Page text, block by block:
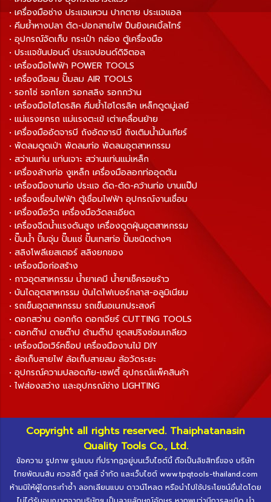
• เครื่องมือช่าง ประแจแหวน ปากตาย ประแจแอล
• คีมย้ำหางปลา ตัด-ปอกสายไฟ ปืนยิงเคเบิ้ลไทร์
• อุปกรณ์จัดเก็บ กระเป๋า กล่อง ตู้เครื่องมือ
• ประแจขันปอนด์ ประแจปอนด์ดิจิตอล
• เครื่องมือไฟฟ้า POWER TOOLS
• เครื่องมือลม ปั๊มลม AIR TOOLS
• รอกโซ่ รอกโยก รอกสลิง รอกกว้าน
• เครื่องมือไฮโดรลิค คีมย้ำไฮโดรลิค เหล็กดูดมู่เลย์
• แม่แรงยกรถ แม่แรงตะเข้ เต่าเคลื่อนย้าย
• เครื่องมืออัดจารบี ถังอัดจารบี ถังเติมน้ำมันเกียร์
• พัดลมดูดเป่า พัดลมท่อ พัดลมอุตสาหกรรม
• สว่านแท่น แท่นเจาะ สว่านแท่นแม่เหล็ก
• เครื่องล้างท่อ งูเหล็ก เครื่องมือลอกท่ออุดตัน
• เครื่องมืองานท่อ ประแจ ดัด-ตัด-คว้านท่อ บานแป๊ป
• เครื่องเชื่อมไฟฟ้า ตู้เชื่อมไฟฟ้า อุปกรณ์งานเชื่อม
• เครื่องมือวัด เครื่องมือวัดละเอียด
• เครื่องฉีดน้ำแรงดันสูง เครื่องดูดฝุ่นอุตสาหกรรม
• ปั๊มน้ำ ปั๊มจุ่ม ปั๊มแช่ ปั๊มเทสท่อ ปั๊มชนิดต่างๆ
• สลิงโพลีเยสเตอร์ สลิงยกของ
• เครื่องมือก่อสร้าง
• กาวอุตสาหกรรม น้ำยาเคมี น้ำยาเช็ครอยร้าว
• บันไดอุตสาหกรรม บันไดไฟเบอร์กลาส-อลูมิเนียม
• รถเข็นอุตสาหกรรม รถเข็นอเนกประสงค์
• ดอกสว่าน ดอกกัด ดอกเจียร์ CUTTING TOOLS
• ดอกต๊าป ดายต๊าป ด้ามต๊าป ชุดสปริงซ่อมเกลียว
• เครื่องมือเวิร์คช็อป เครื่องมืองานไม้ DIY
• ล้อเก็บสายไฟ ล้อเก็บสายลม ล้อวัดระยะ
• อุปกรณ์ความปลอดภัย-เซฟตี้ อุปกรณ์แพ็คสินค้า
• ไฟส่องสว่าง และอุปกรณ์ช่าง LIGHTING
Copyright all rights reserved. Thaiphatanasin
Quality Tools Co., Ltd.
ข้อความ รูปภาพ รูปแบบ ที่ปรากฏอยู่บนเว็บไซต์นี้ ถือเป็นลิขสิทธิ์ของ บริษัท
ไทยพัฒนสิน ควอลิตี้ ทูลส์ จำกัด และเว็บไซต์ www.tpqtools-thailand.com
ห้ามมิให้ผู้ใดกระทำซ้ำ ลอกเลียนแบบ ดาวน์โหลด หรือนำไปใช้ประโยชน์อื่นใดโดย